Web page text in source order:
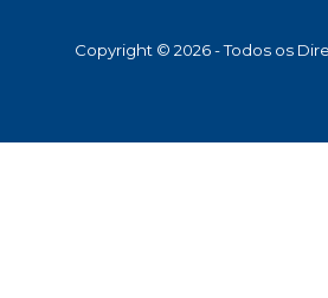
Copyright © 2026 - Todos os